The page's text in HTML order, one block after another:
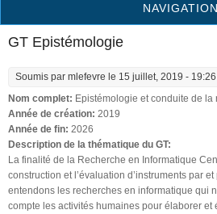
NAVIGATION
GT Epistémologie
Soumis par mlefevre le 15 juillet, 2019 - 19:26
Nom complet: Epistémologie et conduite de la
Année de création: 2019
Année de fin: 2026
Description de la thématique du GT:
La finalité de la Recherche en Informatique
construction et l’évaluation d’instruments par
entendons les recherches en informatique qui
compte les activités humaines pour élaborer et